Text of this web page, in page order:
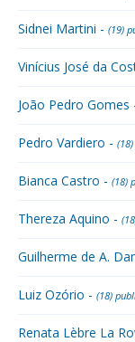
Sidnei Martini - (19)
Vinícius José da
João Pedro Gomes
Pedro Vardiero -
Bianca Castro - (18)
Thereza Aquino -
Guilherme de A.
Luiz Ozório - (18)
Renata Lèbre La